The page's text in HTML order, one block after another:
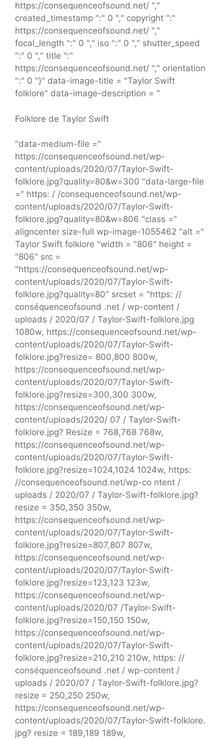
https://consequenceofsound.net/ ","
created_timestamp ":" 0 "," copyright ":"
https://consequenceofsound.net/ ","
focal_length ":" 0 "," iso ":" 0 "," shutter_speed
":" 0 "," title ":"
https://consequenceofsound.net/ "," orientation
":" 0 "}" data-image-title = "Taylor Swift
folklore" data-image-description = "
Folklore de Taylor Swift
"data-medium-file ="
https://consequenceofsound.net/wp-
content/uploads/2020/07/Taylor-Swift-
folklore.jpg?quality=80&w=300 "data-large-file
=" https: / /consequenceofsound.net/wp-
content/uploads/2020/07/Taylor-Swift-
folklore.jpg?quality=80&w=806 "class ="
aligncenter size-full wp-image-1055462 "alt ="
Taylor Swift folklore "width = "806" height =
"806" src =
"https://consequenceofsound.net/wp-
content/uploads/2020/07/Taylor-Swift-
folklore.jpg?quality=80" srcset = "https: //
conséquenceofsound .net / wp-content /
uploads / 2020/07 / Taylor-Swift-folklore.jpg
1080w, https://consequenceofsound.net/wp-
content/uploads/2020/07/Taylor-Swift-
folklore.jpg?resize= 800,800 800w,
https://consequenceofsound.net/wp-
content/uploads/2020/07/Taylor-Swift-
folklore.jpg?resize=300,300 300w,
https://consequenceofsound.net/wp-
content/uploads/2020/ 07 / Taylor-Swift-
folklore.jpg? Resize = 768,768 768w,
https://consequenceofsound.net/wp-
content/uploads/2020/07/Taylor-Swift-
folklore.jpg?resize=1024,1024 1024w, https:
//consequenceofsound.net/wp-co ntent /
uploads / 2020/07 / Taylor-Swift-folklore.jpg?
resize = 350,350 350w,
https://consequenceofsound.net/wp-
content/uploads/2020/07/Taylor-Swift-
folklore.jpg?resize=807,807 807w,
https://consequenceofsound.net/wp-
content/uploads/2020/07/Taylor-Swift-
folklore.jpg?resize=123,123 123w,
https://consequenceofsound.net/wp-
content/uploads/2020/07 /Taylor-Swift-
folklore.jpg?resize=150,150 150w,
https://consequenceofsound.net/wp-
content/uploads/2020/07/Taylor-Swift-
folklore.jpg?resize=210,210 210w, https: //
conséquenceofsound .net / wp-content /
uploads / 2020/07 / Taylor-Swift-folklore.jpg?
resize = 250,250 250w,
https://consequenceofsound.net/wp-
content/uploads/2020/07/Taylor-Swift-folklore.
jpg? resize = 189,189 189w,